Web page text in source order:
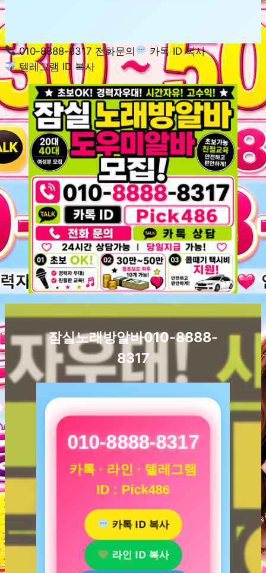
010-8888-8317 전화문의
카톡 ID 복사
텔레그램 ID 복사
잠실노래방알바010-8888-
8317
010-8888-8317
카톡 · 라인 · 텔레그램
ID : Pick486
카톡 ID 복사
라인 ID 복사